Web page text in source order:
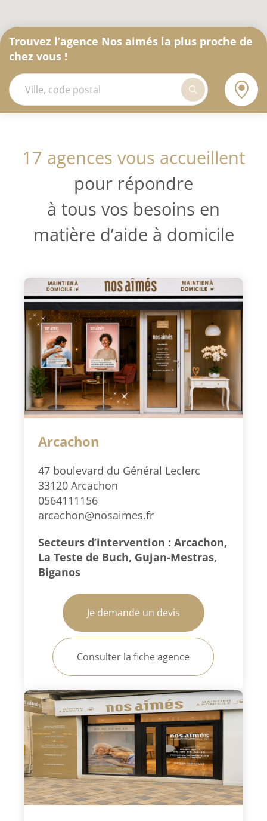
Trouvez l’agence Nos aimés la plus proche de
chez vous !
17 agences vous accueillent
pour répondre
à tous vos besoins en
matière d’aide à domicile
Arcachon
47 boulevard du Général Leclerc
33120 Arcachon
0564111156
arcachon@nosaimes.fr
Secteurs d’intervention : Arcachon,
La Teste de Buch, Gujan-Mestras,
Biganos
Je demande un devis
Consulter la fiche agence